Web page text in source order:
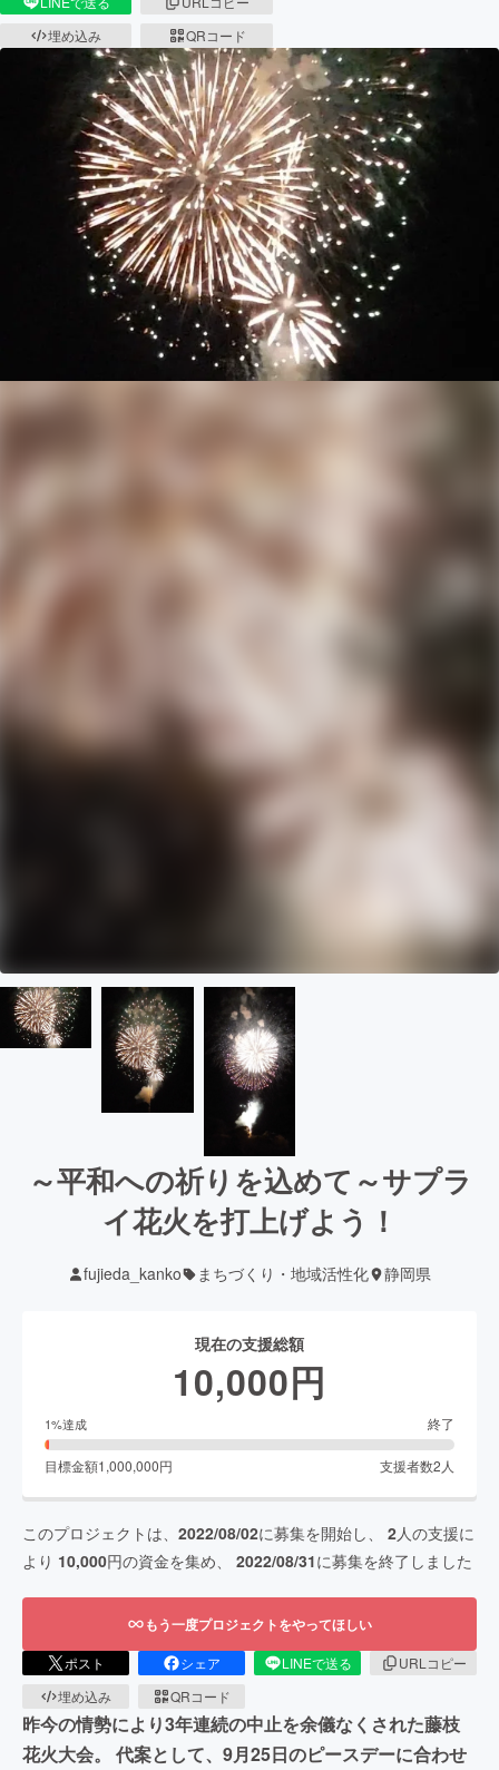
埋め込み
QRコード
～平和への祈りを込めて～サプラ
イ花火を打上げよう！
fujieda_kanko まちづくり・地域活性化 静岡県
現在の支援総額
10,000円
1%達成 終了
目標金額1,000,000円 支援者数2 人
このプロジェクトは、 2022/08/02に募集を開始し、 2人の支援に
より 10,000円の資金を集め、 2022/08/31に募集を終了しました
もう一度プロジェクトをやってほしい
ポスト シェア LINEで送る
URLコピー
埋め込み
QRコード
昨今の情勢により3年連続の中止を余儀なくされた藤枝
花火大会。 代案として、9月25日のピースデーに合わせ